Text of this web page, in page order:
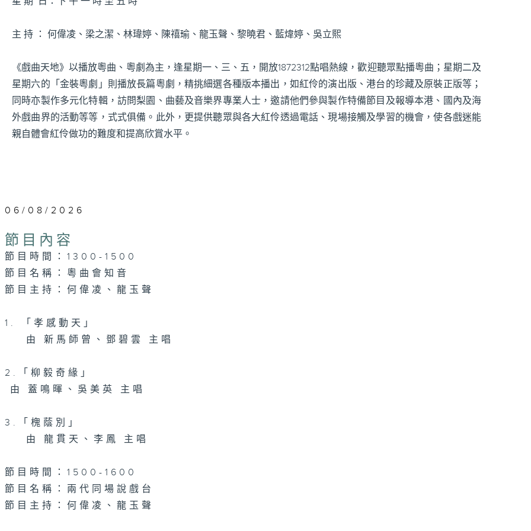
主 持 ： 何偉凌、梁之潔、林瑋婷、陳禧瑜、龍玉聲、黎曉君、藍煒婷、吳立熙
《戲曲天地》以播放粵曲、粵劇為主，逢星期一、三、五，開放1872312點唱熱線，歡迎聽眾點播粵曲；星期二及
星期六的「金裝粵劇」則播放長篇粵劇，精挑細選各種版本播出，如紅伶的演出版、港台的珍藏及原裝正版等；
同時亦製作多元化特輯，訪問梨園、曲藝及音樂界專業人士，邀請他們參與製作特備節目及報導本港、國內及海
外戲曲界的活動等等，式式俱備。此外，更提供聽眾與各大紅伶透過電話、現場接觸及學習的機會，使各戲迷能
親自體會紅伶做功的難度和提高欣賞水平。
06/08/2026
節目內容
節目時間：1300-1500
節目名稱：粵曲會知音
節目主持：何偉凌、龍玉聲
1. 「孝感動天」
由 新馬師曾、鄧碧雲 主唱
2.「柳毅奇緣」
由 蓋鳴暉、吳美英 主唱
3.「槐蔭別」
由 龍貫天、李鳳 主唱
節目時間：1500-1600
節目名稱：兩代同場說戲台
節目主持：何偉凌、龍玉聲